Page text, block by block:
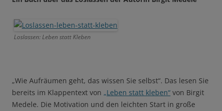
Loslassen: Leben statt Kleben
„Wie Aufräumen geht, das wissen Sie selbst“. Das lesen Sie
bereits im Klappentext von „Leben statt kleben“ von Birgit
Medele. Die Motivation und den leichten Start in große